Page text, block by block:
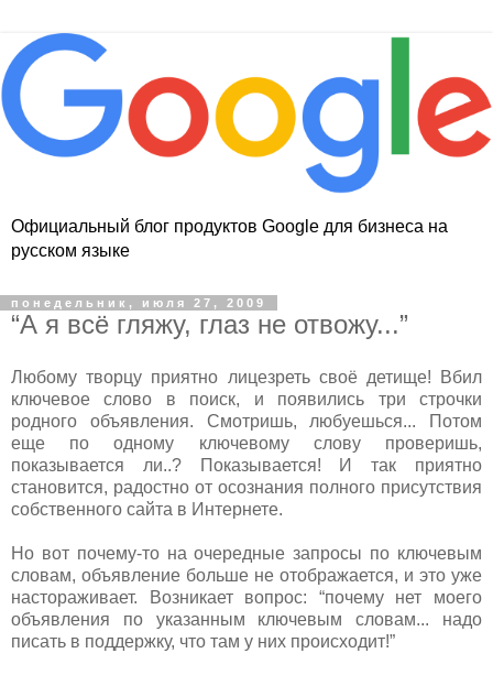
Официальный блог продуктов Google для бизнеса на
русском языке
понедельник, июля 27, 2009
“А я всё гляжу, глаз не отвожу...”
Любому творцу приятно лицезреть своё детище! Вбил
ключевое слово в поиск, и появились три строчки
родного объявления. Смотришь, любуешься... Потом
еще по одному ключевому слову проверишь,
показывается ли..? Показывается! И так приятно
становится, радостно от осознания полного присутствия
собственного сайта в Интернете.
Но вот почему-то на очередные запросы по ключевым
словам, объявление больше не отображается, и это уже
настораживает. Возникает вопрос: “почему нет моего
объявления по указанным ключевым словам... надо
писать в поддержку, что там у них происходит!”